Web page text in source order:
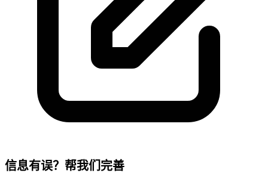
信息有误？帮我们完善